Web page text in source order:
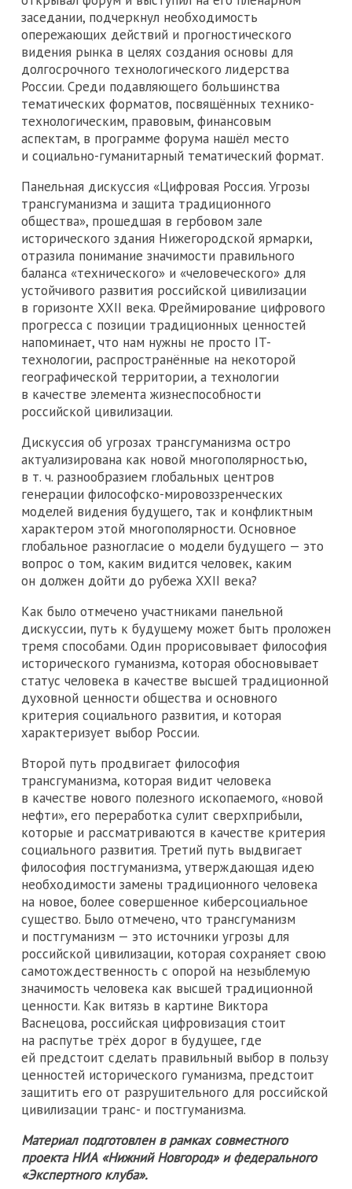
заседании, подчеркнул необходимость
опережающих действий и прогностического
видения рынка в целях создания основы для
долгосрочного технологического лидерства
России. Среди подавляющего большинства
тематических форматов, посвящённых технико-
технологическим, правовым, финансовым
аспектам, в программе форума нашёл место
и социально-гуманитарный тематический формат.
Панельная дискуссия «Цифровая Россия. Угрозы
трансгуманизма и защита традиционного
общества», прошедшая в гербовом зале
исторического здания Нижегородской ярмарки,
отразила понимание значимости правильного
баланса «технического» и «человеческого» для
устойчивого развития российской цивилизации
в горизонте XXII века. Фреймирование цифрового
прогресса с позиции традиционных ценностей
напоминает, что нам нужны не просто IT-
технологии, распространённые на некоторой
географической территории, а технологии
в качестве элемента жизнеспособности
российской цивилизации.
Дискуссия об угрозах трансгуманизма остро
актуализирована как новой многополярностью,
в т. ч. разнообразием глобальных центров
генерации философско-мировоззренческих
моделей видения будущего, так и конфликтным
характером этой многополярности. Основное
глобальное разногласие о модели будущего — это
вопрос о том, каким видится человек, каким
он должен дойти до рубежа XXII века?
Как было отмечено участниками панельной
дискуссии, путь к будущему может быть проложен
тремя способами. Один прорисовывает философия
исторического гуманизма, которая обосновывает
статус человека в качестве высшей традиционной
духовной ценности общества и основного
критерия социального развития, и которая
характеризует выбор России.
Второй путь продвигает философия
трансгуманизма, которая видит человека
в качестве нового полезного ископаемого, «новой
нефти», его переработка сулит сверхприбыли,
которые и рассматриваются в качестве критерия
социального развития. Третий путь выдвигает
философия постгуманизма, утверждающая идею
необходимости замены традиционного человека
на новое, более совершенное киберсоциальное
существо. Было отмечено, что трансгуманизм
и постгуманизм — это источники угрозы для
российской цивилизации, которая сохраняет свою
самотождественность с опорой на незыблемую
значимость человека как высшей традиционной
ценности. Как витязь в картине Виктора
Васнецова, российская цифровизация стоит
на распутье трёх дорог в будущее, где
ей предстоит сделать правильный выбор в пользу
ценностей исторического гуманизма, предстоит
защитить его от разрушительного для российской
цивилизации транс- и постгуманизма.
Материал подготовлен в рамках совместного
проекта НИА «Нижний Новгород» и федерального
«Экспертного клуба».